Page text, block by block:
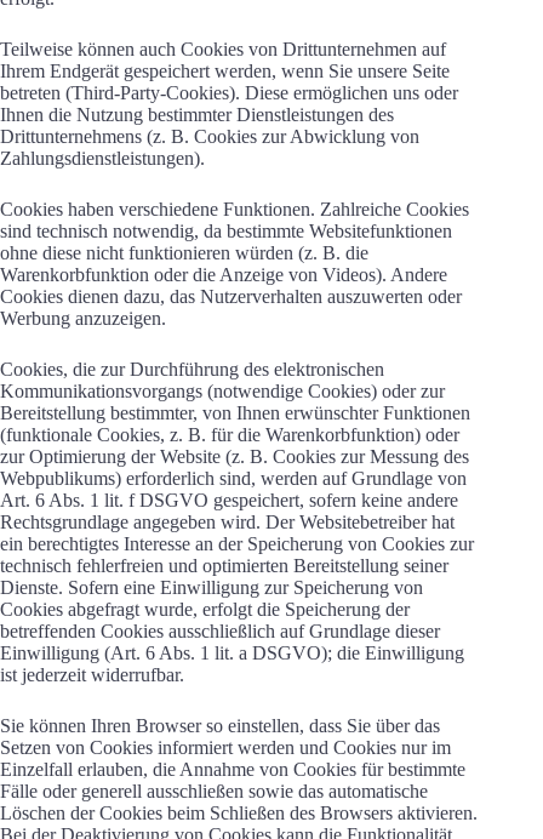
Teilweise können auch Cookies von Drittunternehmen auf
Ihrem Endgerät gespeichert werden, wenn Sie unsere Seite
betreten (Third-Party-Cookies). Diese ermöglichen uns oder
Ihnen die Nutzung bestimmter Dienstleistungen des
Drittunternehmens (z. B. Cookies zur Abwicklung von
Zahlungsdienstleistungen).
Cookies haben verschiedene Funktionen. Zahlreiche Cookies
sind technisch notwendig, da bestimmte Websitefunktionen
ohne diese nicht funktionieren würden (z. B. die
Warenkorbfunktion oder die Anzeige von Videos). Andere
Cookies dienen dazu, das Nutzerverhalten auszuwerten oder
Werbung anzuzeigen.
Cookies, die zur Durchführung des elektronischen
Kommunikationsvorgangs (notwendige Cookies) oder zur
Bereitstellung bestimmter, von Ihnen erwünschter Funktionen
(funktionale Cookies, z. B. für die Warenkorbfunktion) oder
zur Optimierung der Website (z. B. Cookies zur Messung des
Webpublikums) erforderlich sind, werden auf Grundlage von
Art. 6 Abs. 1 lit. f DSGVO gespeichert, sofern keine andere
Rechtsgrundlage angegeben wird. Der Websitebetreiber hat
ein berechtigtes Interesse an der Speicherung von Cookies zur
technisch fehlerfreien und optimierten Bereitstellung seiner
Dienste. Sofern eine Einwilligung zur Speicherung von
Cookies abgefragt wurde, erfolgt die Speicherung der
betreffenden Cookies ausschließlich auf Grundlage dieser
Einwilligung (Art. 6 Abs. 1 lit. a DSGVO); die Einwilligung
ist jederzeit widerrufbar.
Sie können Ihren Browser so einstellen, dass Sie über das
Setzen von Cookies informiert werden und Cookies nur im
Einzelfall erlauben, die Annahme von Cookies für bestimmte
Fälle oder generell ausschließen sowie das automatische
Löschen der Cookies beim Schließen des Browsers aktivieren.